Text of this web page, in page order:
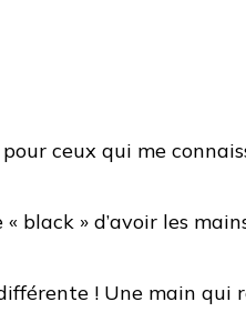
ceux qui me
» d’avoir les
! Une main qui